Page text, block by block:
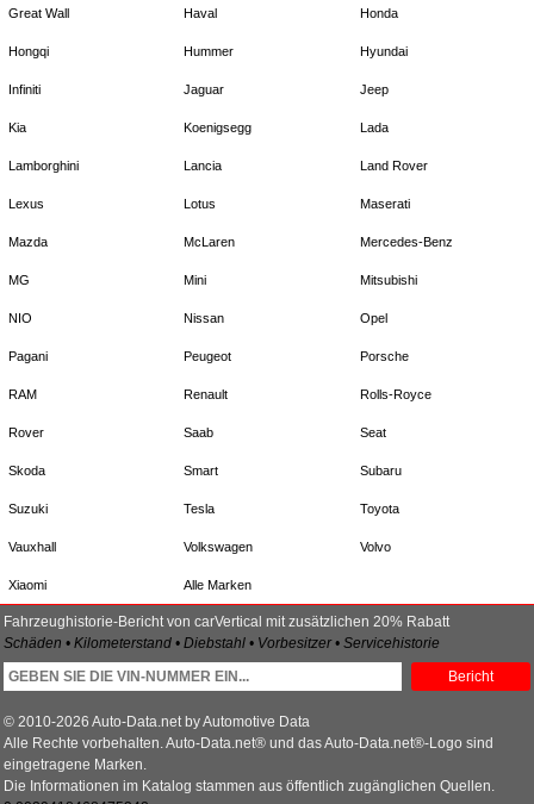
Great Wall Haval Honda
Hongqi Hummer Hyundai
Infiniti Jaguar Jeep
Kia Koenigsegg Lada
Lamborghini Lancia Land Rover
Lexus Lotus Maserati
Mazda McLaren Mercedes-Benz
MG Mini Mitsubishi
NIO Nissan Opel
Pagani Peugeot Porsche
RAM Renault Rolls-Royce
Rover Saab Seat
Skoda Smart Subaru
Suzuki Tesla Toyota
Vauxhall Volkswagen Volvo
Xiaomi Alle Marken
Fahrzeughistorie-Bericht von carVertical mit zusätzlichen 20% Rabatt
Schäden • Kilometerstand • Diebstahl • Vorbesitzer • Servicehistorie
Bericht
© 2010-2026 Auto-Data.net by Automotive Data
Alle Rechte vorbehalten. Auto-Data.net® und das Auto-Data.net®-Logo sind
eingetragene Marken.
Die Informationen im Katalog stammen aus öffentlich zugänglichen Quellen.